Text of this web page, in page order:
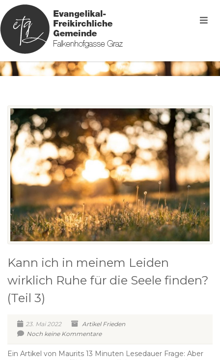
Kann ich in meinem Leiden
wirklich Ruhe für die Seele finden?
(Teil 3)
23. Mai 2022 Artikel Frieden
Noch keine Kommentare
Ein Artikel von Maurits 13 Minuten Lesedauer Frage: Aber